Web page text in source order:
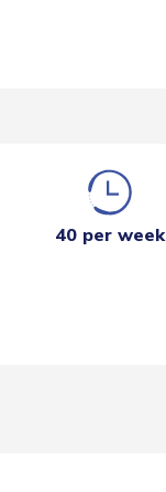
40 per week